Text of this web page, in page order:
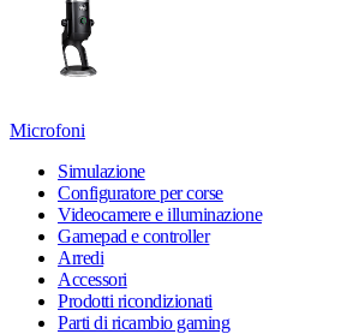
Microfoni
Simulazione
Configuratore per corse
Videocamere e illuminazione
Gamepad e controller
Arredi
Accessori
Prodotti ricondizionati
Parti di ricambio gaming